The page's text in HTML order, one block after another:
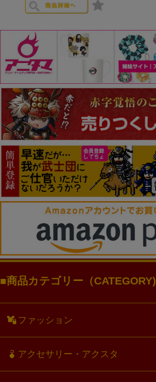
商品カテゴリー（CATEGORY)
ファッション
アクセサリー・アクスタ